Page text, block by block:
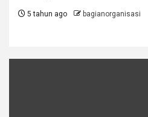
5 tahun ago bagianorganisasi